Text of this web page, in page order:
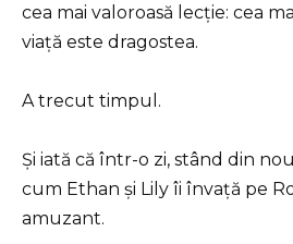
cea mai valoroasă lecție: cea
viață este dragostea.
A trecut timpul.
Și iată că într-o zi, stând din
cum Ethan și Lily îi învață pe
amuzant.